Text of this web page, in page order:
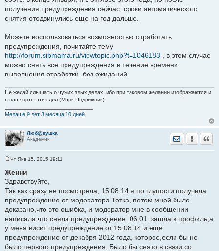
получения предупреждения сейчас, сроки автоматического
снятия отодвинулись еще на год дальше.
Можете воспользоваться возможностью отработать
предупреждения, почитайте тему
http://forum.sibmama.ru/viewtopic.php?t=1046183 , в этом случае
можно снять все предупреждения в течение времени
выполнения отработки, без ожиданий.
Не желай слышать о чужих злых делах: ибо при таковом желании изображаются и
в нас черты этих дел (Марк Подвижник)
Мелаше 9 лет 3 месяца 10 дней
Люб@вушка
Академик
Отправить
о
о
б
щ
е
н
е
Чт Янв 15, 2015 19:11
Женни
Здравствуйте,
Так как сразу не посмотрела, 15.08.14 я по глупости получила
предупреждение от модератора Тетка, потом мной было
доказано,что это ошибка, и модератор мне в сообщении
написала,что сняла предупреждение. 06.01. зашла в профиль,а
у меня висит предупреждение от 15.08.14 и еще
предупреждение от декабря 2012 года, которое,если бы не
было первого предупреждения, Было бы снято в связи со